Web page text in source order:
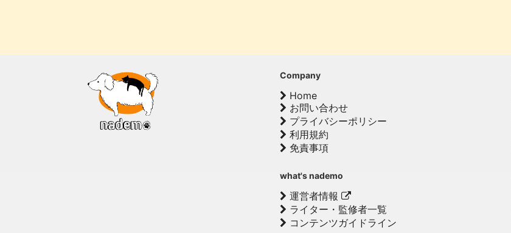
Company
Home
お問い合わせ
プライバシーポリシー
利用規約
免責事項
what's nademo
運営者情報
ライター・監修者一覧
コンテンツガイドライン